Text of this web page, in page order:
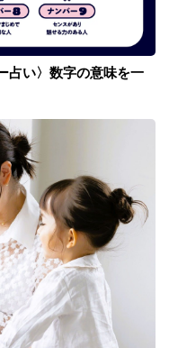
占い〉数字の意味を一